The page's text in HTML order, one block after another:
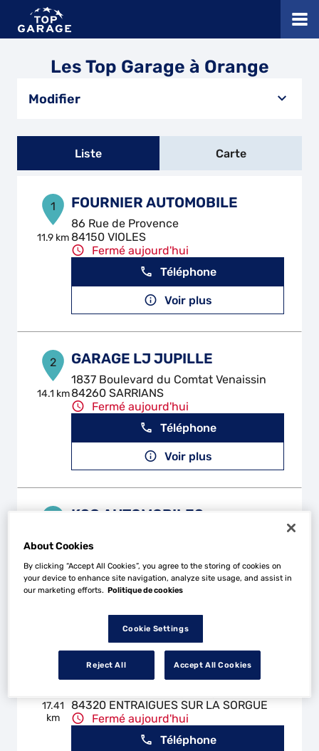
Les Top Garage à Orange
Modifier
Liste Carte
1
11.9 km
FOURNIER AUTOMOBILE
86 Rue de Provence
84150 VIOLES
Fermé aujourd'hui
Téléphone
Voir plus
2
14.1 km
GARAGE LJ JUPILLE
1837 Boulevard du Comtat Venaissin
84260 SARRIANS
Fermé aujourd'hui
Téléphone
Voir plus
17.3 km
KSC AUTOMOBILES
26790 SUZE LA ROUSSE
Fermé aujourd'hui
Téléphone
Voir plus
17.41
km
GARAGE PATELLARO
84320 ENTRAIGUES SUR LA SORGUE
Fermé aujourd'hui
Téléphone
About Cookies
By clicking “Accept All Cookies”, you agree to the storing of cookies on
your device to enhance site navigation, analyze site usage, and assist in
our marketing efforts. Politique de cookies
Cookie Settings
Reject All Accept All Cookies